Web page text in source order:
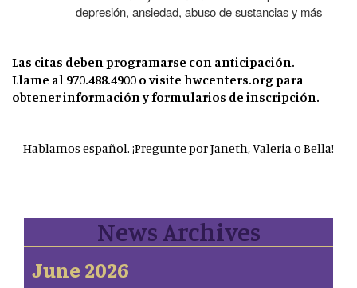
depresión, ansiedad, abuso de sustancias y más
Las citas deben programarse con anticipación.
Llame al 970.488.4900 o visite hwcenters.org para
obtener información y formularios de inscripción.
Hablamos español. ¡Pregunte por Janeth, Valeria o Bella!
News Archives
June 2026